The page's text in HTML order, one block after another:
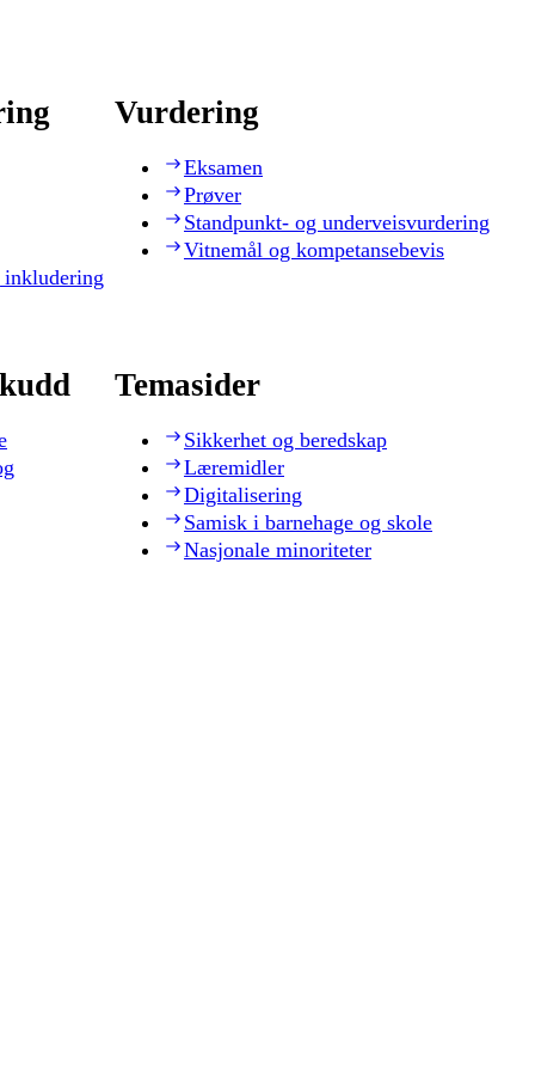
Vurdering
Eksamen
Prøver
Standpunkt- og underveisvurdering
Vitnemål og kompetansebevis
Temasider
Sikkerhet og beredskap
Læremidler
Digitalisering
Samisk i barnehage og skole
Nasjonale minoriteter